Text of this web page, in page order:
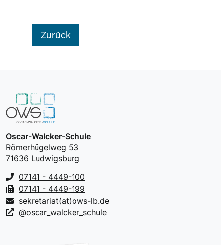
Zurück
Oscar-Walcker-Schule
Römerhügelweg 53
71636 Ludwigsburg
07141 - 4449-100
07141 - 4449-199
sekretariat(at)ows-lb.de
@oscar_walcker_schule